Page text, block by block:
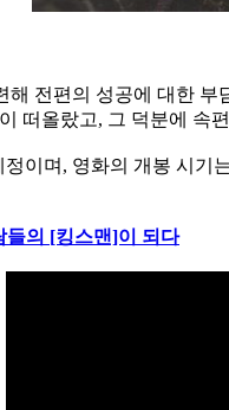
전편의 성공에 대한
떠올랐고, 그 덕분에 속
이며, 영화의 개봉 시기
들의 [킹스맨]이 되다